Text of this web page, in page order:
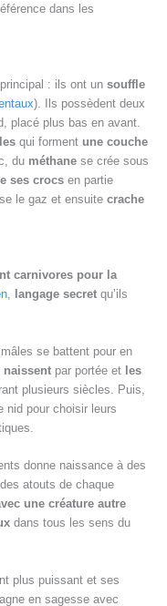
dans les
: ils ont un souffle
). Ils possèdent deux
placé plus bas en avant.
qui forment une couche
du méthane se crée sous
ses crocs en partie
le gaz et ensuite crache
carnivores pour la
, langage secret qu’ils
se battent pour en
naissent par portée et les
plusieurs siècles. Puis,
nid pour choisir leurs
donne naissance à des
atouts de chaque
une créature autre
dans tous les sens du
plus puissant et ses
en sagesse avec